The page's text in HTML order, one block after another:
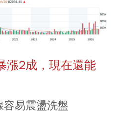
漲2成，現在還能
易震盪洗盤